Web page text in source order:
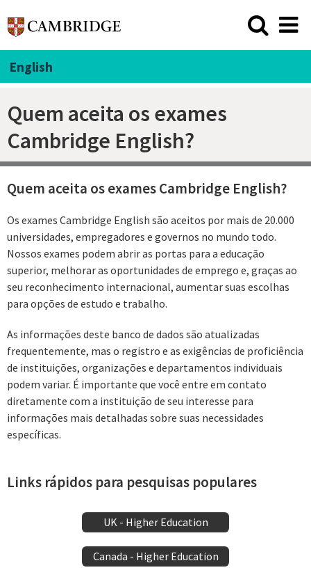
English
Quem aceita os exames
Cambridge English?
Quem aceita os exames Cambridge English?
Os exames Cambridge English são aceitos por mais de 20.000
universidades, empregadores e governos no mundo todo.
Nossos exames podem abrir as portas para a educação
superior, melhorar as oportunidades de emprego e, graças ao
seu reconhecimento internacional, aumentar suas escolhas
para opções de estudo e trabalho.
As informações deste banco de dados são atualizadas
frequentemente, mas o registro e as exigências de proficiência
de instituições, organizações e departamentos individuais
podem variar. É importante que você entre em contato
diretamente com a instituição de seu interesse para
informações mais detalhadas sobre suas necessidades
específicas.
Links rápidos para pesquisas populares
UK - Higher Education
Canada - Higher Education